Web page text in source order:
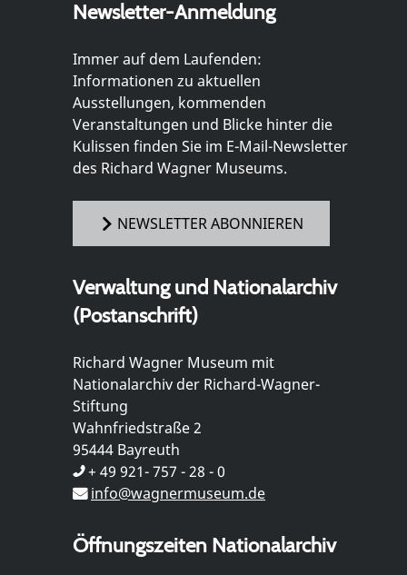
Newsletter-Anmeldung
Immer auf dem Laufenden:
Informationen zu aktuellen
Ausstellungen, kommenden
Veranstaltungen und Blicke hinter die
Kulissen finden Sie im E-Mail-Newsletter
des Richard Wagner Museums.
NEWSLETTER ABONNIEREN
Verwaltung und Nationalarchiv
(Postanschrift)
Richard Wagner Museum mit
Nationalarchiv der Richard-Wagner-
Stiftung
Wahnfriedstraße 2
95444 Bayreuth
+ 49 921- 757 - 28 - 0
info@wagnermuseum.de
Öffnungszeiten Nationalarchiv